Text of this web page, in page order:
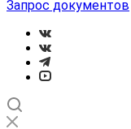
Запрос документов